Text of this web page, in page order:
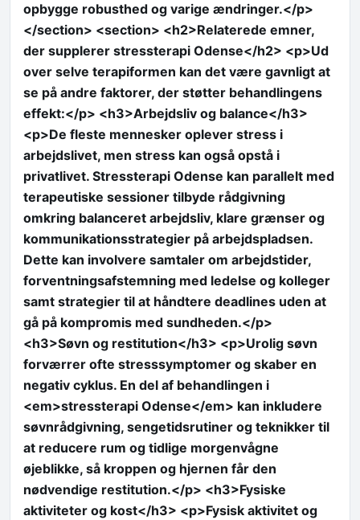
opbygge robusthed og varige ændringer.</p>
</section> <section> <h2>Relaterede emner,
der supplerer stressterapi Odense</h2> <p>Ud
over selve terapiformen kan det være gavnligt at
se på andre faktorer, der støtter behandlingens
effekt:</p> <h3>Arbejdsliv og balance</h3>
<p>De fleste mennesker oplever stress i
arbejdslivet, men stress kan også opstå i
privatlivet. Stressterapi Odense kan parallelt med
terapeutiske sessioner tilbyde rådgivning
omkring balanceret arbejdsliv, klare grænser og
kommunikationsstrategier på arbejdspladsen.
Dette kan involvere samtaler om arbejdstider,
forventningsafstemning med ledelse og kolleger
samt strategier til at håndtere deadlines uden at
gå på kompromis med sundheden.</p>
<h3>Søvn og restitution</h3> <p>Urolig søvn
forværrer ofte stresssymptomer og skaber en
negativ cyklus. En del af behandlingen i
<em>stressterapi Odense</em> kan inkludere
søvnrådgivning, sengetidsrutiner og teknikker til
at reducere rum og tidlige morgenvågne
øjeblikke, så kroppen og hjernen får den
nødvendige restitution.</p> <h3>Fysiske
aktiviteter og kost</h3> <p>Fysisk aktivitet og